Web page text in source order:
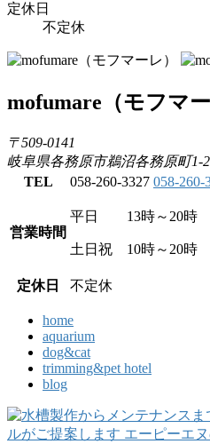
定休日
不定休
mofumare （モフマ
〒509-0141
岐阜県各務原市鵜沼各務原町1-
TEL
058-260-3327 058-260-
営業時間
平日 13時～20時
土日祝 10時～20時
定休日 不定休
home
aquarium
dog&cat
trimming&pet hotel
blog